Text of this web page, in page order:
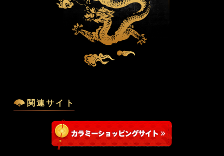
関連サイト